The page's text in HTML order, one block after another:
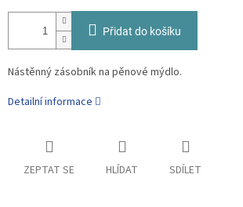
Přidat do košíku
Nástěnný zásobník na pěnové mýdlo.
Detailní informace
ZEPTAT SE HLÍDAT SDÍLET